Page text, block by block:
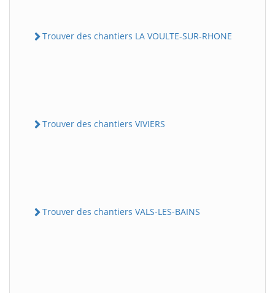
Trouver des chantiers LA VOULTE-SUR-RHONE
Trouver des chantiers VIVIERS
Trouver des chantiers VALS-LES-BAINS